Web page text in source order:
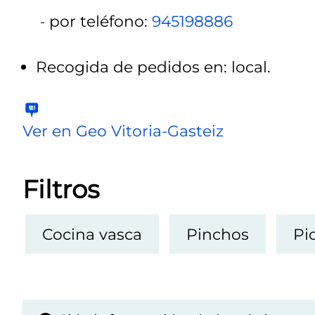
por teléfono: 945198886
Recogida de pedidos en: local.
Ver en Geo Vitoria-Gasteiz
Filtros
Cocina vasca Pinchos